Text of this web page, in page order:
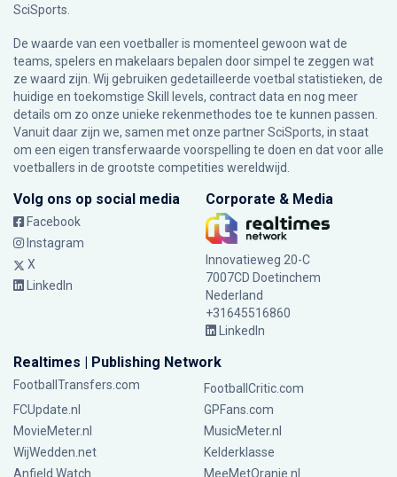
SciSports
De waarde van een voetballer is momenteel gewoon wat de
teams, spelers en makelaars bepalen door simpel te zeggen wat
ze waard zijn. Wij gebruiken gedetailleerde voetbal statistieken, de
huidige en toekomstige Skill levels, contract data en nog meer
details om zo onze unieke rekenmethodes toe te kunnen passen.
Vanuit daar zijn we, samen met onze partner SciSports, in staat
om een eigen transferwaarde voorspelling te doen en dat voor alle
voetballers in de grootste competities wereldwijd.
Volg ons op social media
Facebook
Instagram
X
LinkedIn
Corporate & Media
Innovatieweg 20-C
7007CD Doetinchem
Nederland
+31645516860
LinkedIn
Realtimes | Publishing Network
FootballTransfers.com
FootballCritic.com
FCUpdate.nl
GPFans.com
MovieMeter.nl
MusicMeter.nl
WijWedden.net
Kelderklasse
Anfield Watch
MeeMetOranje.nl